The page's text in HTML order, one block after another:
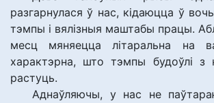
разгарнулася ў нас, кідаюцца ў
тэмпы і вялізныя маштабы працы.
месц мяняецца літаральна на
характэрна, што тэмпы будоўлі
растуць.
Аднаўляючы, у нас не